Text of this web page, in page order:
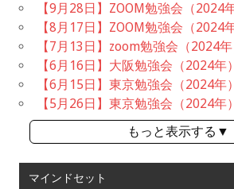
【9月28日】ZOOM勉強会（2024年
【8月17日】ZOOM勉強会（2024年
【7月13日】zoom勉強会（2024年
【6月16日】大阪勉強会（2024年）
【6月15日】東京勉強会（2024年）
【5月26日】東京勉強会（2024年）
もっと表示する▼
マインドセット